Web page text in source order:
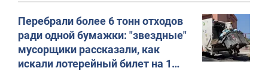
Перебрали более 6 тонн отходов
ради одной бумажки: "звездные"
мусорщики рассказали, как
искали лотерейный билет на 1